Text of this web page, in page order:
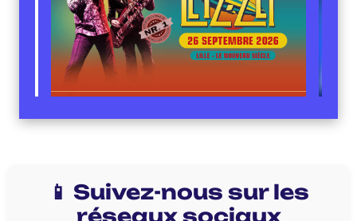
📱 Suivez-nous sur les
réseaux sociaux